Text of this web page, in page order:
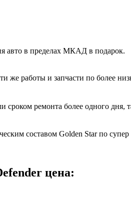
авто в пределах МКАД в подарок.
же работы и запчасти по более
ремонта более одного дня,
составом Golden Star по супер
цена: